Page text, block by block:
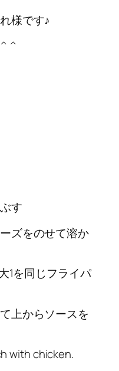
様です♪
^
す
ズをのせて溶か
1を同じフライパ
上からソースを
with chicken.